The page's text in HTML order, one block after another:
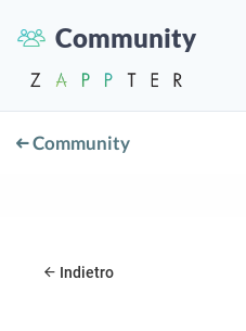
Community
Community
Indietro